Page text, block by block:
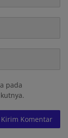
pada